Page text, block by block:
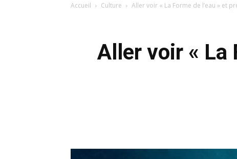
Accueil Culture Aller voir « La Forme de l’eau » et
Aller voir « La